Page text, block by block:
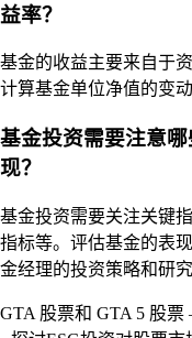
益率？
基金的收益主要来自于
计算基金单位净值的变
基金投资需要注意
现？
基金投资需要关注关键
指标等。评估基金的表
金经理的投资策略和研
GTA 股票和 GTA 5 股票